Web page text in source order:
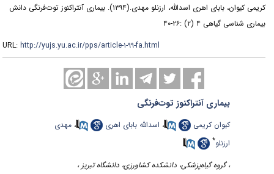
کریمی کیوان، بابای اهری اسدالله، ارزنلو مهدی.(۱۳۹۴).
بیماری آنتراکنوز توت‌فرنگی دانش
بیماری شناسی گیاهی ۴ (۲) :۲۶-۴۰
URL:http://yujs.yu.ac.ir/pps/article-۱-۹۹-fa.html
بیماری آنتراکنوز توت‌فرنگی
کیوان کریمی ،اسدالله بابای اهری ،مهدی
ارزنلو*
، گروه گیاه‌پزشکی، دانشکده کشاورزی، دانشگاه تبریز ،